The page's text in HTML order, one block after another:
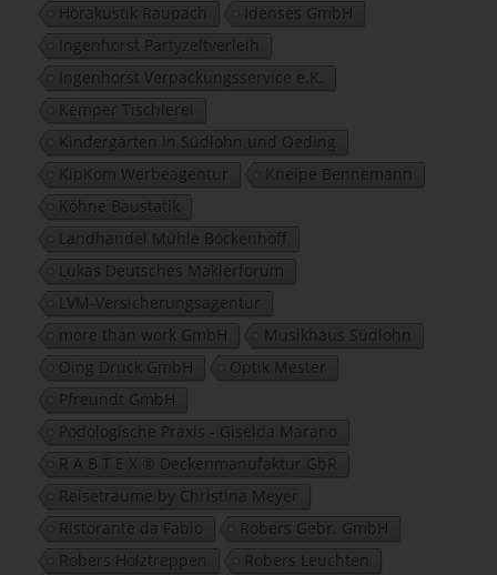
Hörakustik Raupach
Idenses GmbH
Ingenhorst Partyzeltverleih
Ingenhorst Verpackungsservice e.K.
Kemper Tischlerei
Kindergärten in Südlohn und Oeding
KipKom Werbeagentur
Kneipe Bennemann
Köhne Baustatik
Landhandel Mühle Böckenhoff
Lukas Deutsches Maklerforum
LVM-Versicherungsagentur
more than work GmbH
Musikhaus Südlohn
Oing Druck GmbH
Optik Mester
Pfreundt GmbH
Podologische Praxis - Giselda Marano
R A B T E X ® Deckenmanufaktur GbR
Reiseträume by Christina Meyer
Ristorante da Fabio
Robers Gebr. GmbH
Robers Holztreppen
Robers Leuchten